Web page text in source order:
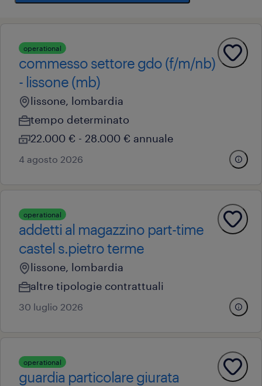
operational
commesso settore gdo (f/m/nb)
- lissone (mb)
lissone, lombardia
tempo determinato
22.000 € - 28.000 € annuale
4 agosto 2026
operational
addetti al magazzino part-time
castel s.pietro terme
lissone, lombardia
altre tipologie contrattuali
30 luglio 2026
operational
guardia particolare giurata